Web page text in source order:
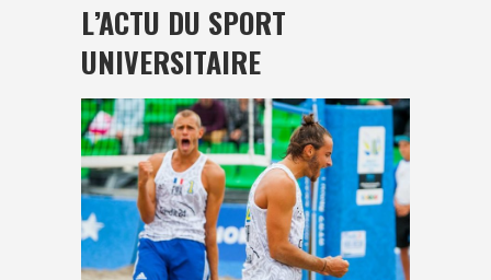
L’ACTU DU SPORT
UNIVERSITAIRE